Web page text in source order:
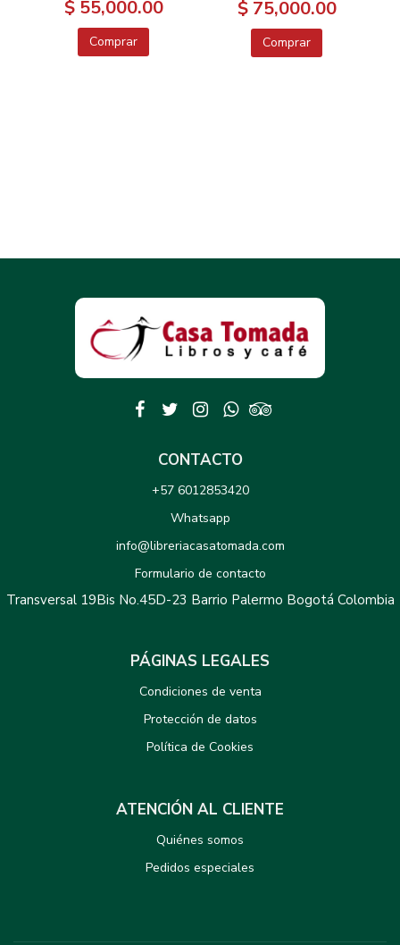
$ 55,000.00
Comprar
$ 75,000.00
Comprar
CONTACTO
+57 6012853420
Whatsapp
info@libreriacasatomada.com
Formulario de contacto
Transversal 19Bis No.45D-23 Barrio Palermo Bogotá Colombia
PÁGINAS LEGALES
Condiciones de venta
Protección de datos
Política de Cookies
ATENCIÓN AL CLIENTE
Quiénes somos
Pedidos especiales